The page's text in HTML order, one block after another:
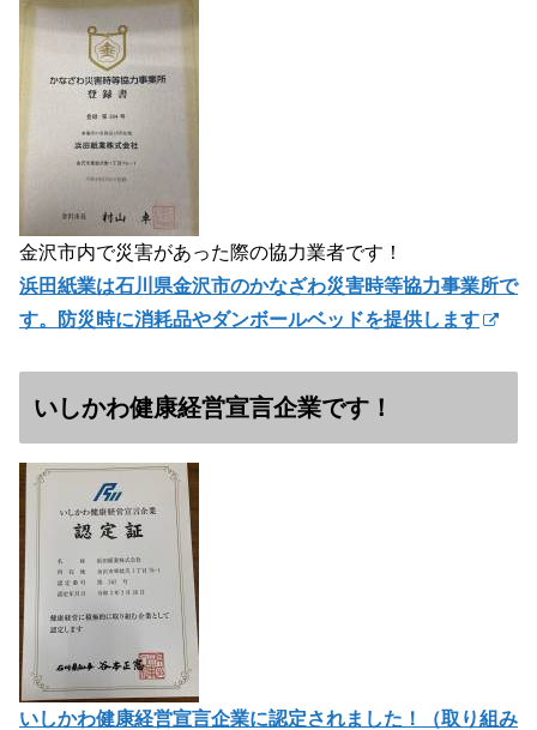
金沢市内で災害があった際の協力業者です！
浜田紙業は石川県金沢市のかなざわ災害時等協力事業所で
す。防災時に消耗品やダンボールベッドを提供します
いしかわ健康経営宣言企業です！
いしかわ健康経営宣言企業に認定されました！（取り組み